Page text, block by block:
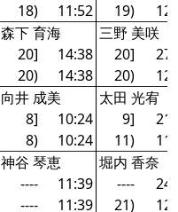
18)
11:52 19)
森下 育海
三野 美咲
20]
14:38 20]
20)
14:38 20)
向井 成美
太田 光宥
8]
10:24 9]
8)
10:24 11)
神谷 琴恵
堀内 香奈
----
11:39 ----
----
11:39 21)